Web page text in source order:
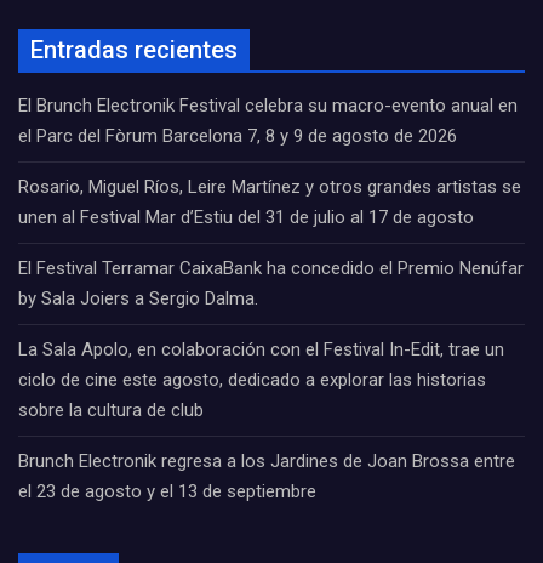
Entradas recientes
El Brunch Electronik Festival celebra su macro-evento anual en
el Parc del Fòrum Barcelona 7, 8 y 9 de agosto de 2026
Rosario, Miguel Ríos, Leire Martínez y otros grandes artistas se
unen al Festival Mar d’Estiu del 31 de julio al 17 de agosto
El Festival Terramar CaixaBank ha concedido el Premio Nenúfar
by Sala Joiers a Sergio Dalma.
La Sala Apolo, en colaboración con el Festival In-Edit, trae un
ciclo de cine este agosto, dedicado a explorar las historias
sobre la cultura de club
Brunch Electronik regresa a los Jardines de Joan Brossa entre
el 23 de agosto y el 13 de septiembre